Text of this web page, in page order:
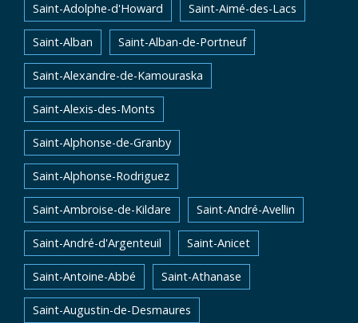
Saint-Adolphe-d'Howard Saint-Aimé-des-Lacs
Saint-Alban Saint-Alban-de-Portneuf
Saint-Alexandre-de-Kamouraska
Saint-Alexis-des-Monts
Saint-Alphonse-de-Granby
Saint-Alphonse-Rodriguez
Saint-Ambroise-de-Kildare Saint-André-Avellin
Saint-André-d'Argenteuil Saint-Anicet
Saint-Antoine-Abbé Saint-Athanase
Saint-Augustin-de-Desmaures